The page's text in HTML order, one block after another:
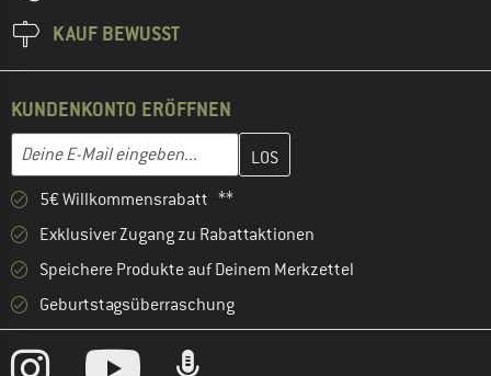
KAUF BEWUSST
KUNDENKONTO ERÖFFNEN
E-Mail-Adresse
Gib hier deine E-Mail-Adresse ein und erstelle im nächsten
5€ Willkommensrabatt **
Exklusiver Zugang zu Rabattaktionen
Speichere Produkte auf Deinem Merkzettel
Geburtstagsüberraschung